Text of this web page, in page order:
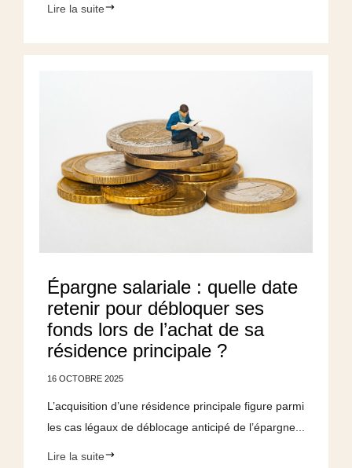
Lire la suite
Épargne salariale : quelle date
retenir pour débloquer ses
fonds lors de l’achat de sa
résidence principale ?
16 OCTOBRE 2025
L’acquisition d’une résidence principale figure parmi
les cas légaux de déblocage anticipé de l’épargne...
Lire la suite